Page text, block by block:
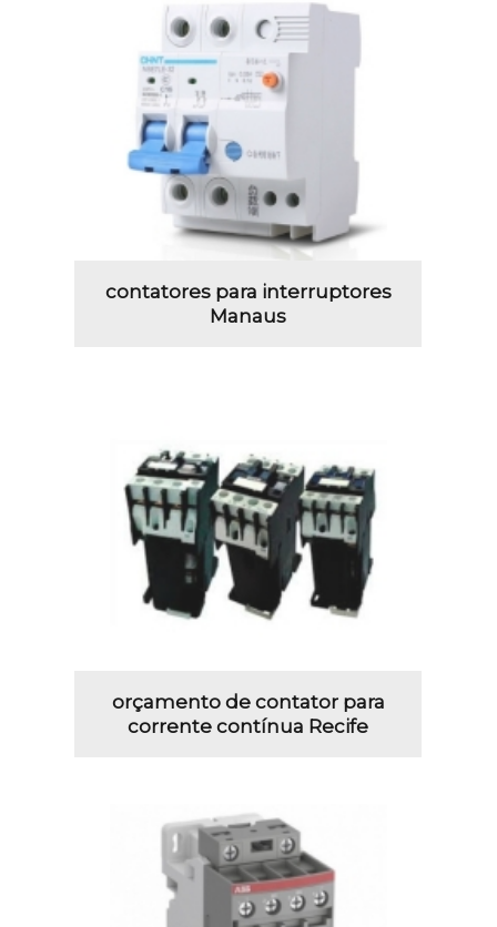
contatores para interruptores
Manaus
orçamento de contator para
corrente contínua Recife